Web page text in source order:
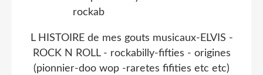
L HISTOIRE de mes gouts musicaux-ELVIS -
ROCK N ROLL - rockabilly-fifties - origines
(pionnier-doo wop -raretes fifities etc etc)